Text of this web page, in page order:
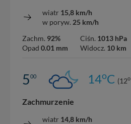
wiatr 15,8 km/h
w poryw. 25 km/h
Zachm. 92%
Opad 0.01 mm
Ciśn. 1013 hPa
Widocz. 10 km
500 14oC (12o
Zachmurzenie
wiatr 14,8 km/h